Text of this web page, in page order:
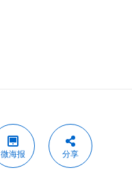
微海报 分享